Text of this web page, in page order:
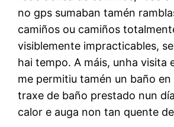
no gps sumaban tamén
camiños ou camiños
visiblemente impracticables,
hai tempo. A máis, unha visita
me permitiu tamén un baño
traxe de baño prestado nun
calor e auga non tan quente